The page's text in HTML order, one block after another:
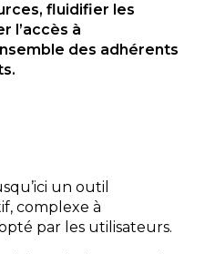
fluidifier les
l’accès à
des adhérents
un outil
complexe à
par les utilisateurs.